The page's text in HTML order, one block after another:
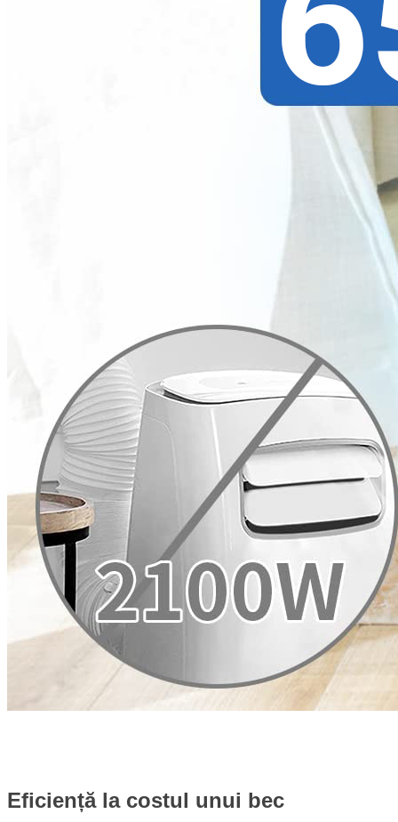
Eficiență la costul unui bec